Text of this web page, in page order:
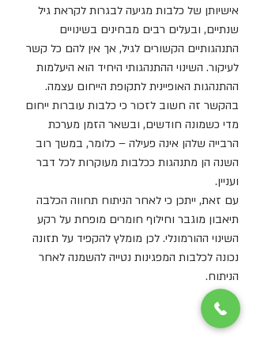
אישיותן של כלבות מגיעה לבגרות לקראת גיל
שנתיים, ובעלים רבים מבחינים בשינויים
התנהגותיים הקשורים לגיל, אך אין להם כל קשר
לעיקור. השינוי ההתנהגותי היחיד הוא היעלמות
ההתנהגות האופיינית לתקופת הייחום עצמה.
בהקשר זה חשוב לזכור כי כלבות עוברות ייחום
מדי כשמונה חודשים, ובשאר הזמן מערכת
הרבייה שלהן אינה פעילה – כלומר, במשך רוב
השנה הן מתנהגות ככלבות מעוקרות לכל דבר
ועניין.
עם זאת, ייתכן כי לאחר הניתוח תחווה הכלבה
תיאבון מוגבר וחילוף חומרים מופחת על רקע
השינוי ההורמונלי. לכן מומלץ להקפיד על תזונה
נכונה לכלבות המפגינות נטייה להשמנה לאחר
הניתוח.